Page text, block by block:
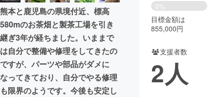
まちづくり・地域活性化
CAMPFIRE for Social Good
CAMPFIRE Creation
CAMPFIREふるさと納税
コミュニティ
熊本と鹿児島の県境付近、標高
580mのお茶畑と製茶工場を引き
継ぎ3年が経ちました。いままで
は自分で整備や修理をしてきたの
ですが、パーツや部品がダメに
なってきており、自分でやる修理
も限界のようです。今後も安定し
0%
目標金額は
855,000円
支援者数
2人